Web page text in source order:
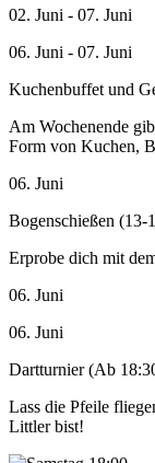
02. Juni - 07. Juni
06. Juni - 07. Juni
Kuchenbuffet und
Am Wochenende
Form von Kuchen,
06. Juni
Bogenschießen (13-
Erprobe dich mit
06. Juni
06. Juni
Dartturnier (Ab
Lass die Pfeile
Littler bist!